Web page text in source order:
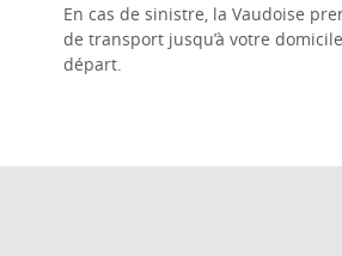
En cas de sinistre, la Vaudoise
de transport jusqu’à votre
départ.